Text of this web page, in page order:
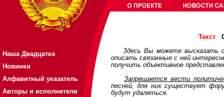
Наша Двадцатка
Новинки
Алфавитный указатель
Авторы и исполнители
Текст
Здесь Вы можете высказать
описать связанные с ней
получить объективное
Запрещается вести
песней, для них существует
будут удаляться.